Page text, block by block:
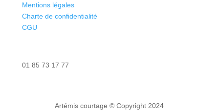
Mentions légales
Charte de confidentialité
CGU
01 85 73 17 77
Artémis courtage© Copyright 2024